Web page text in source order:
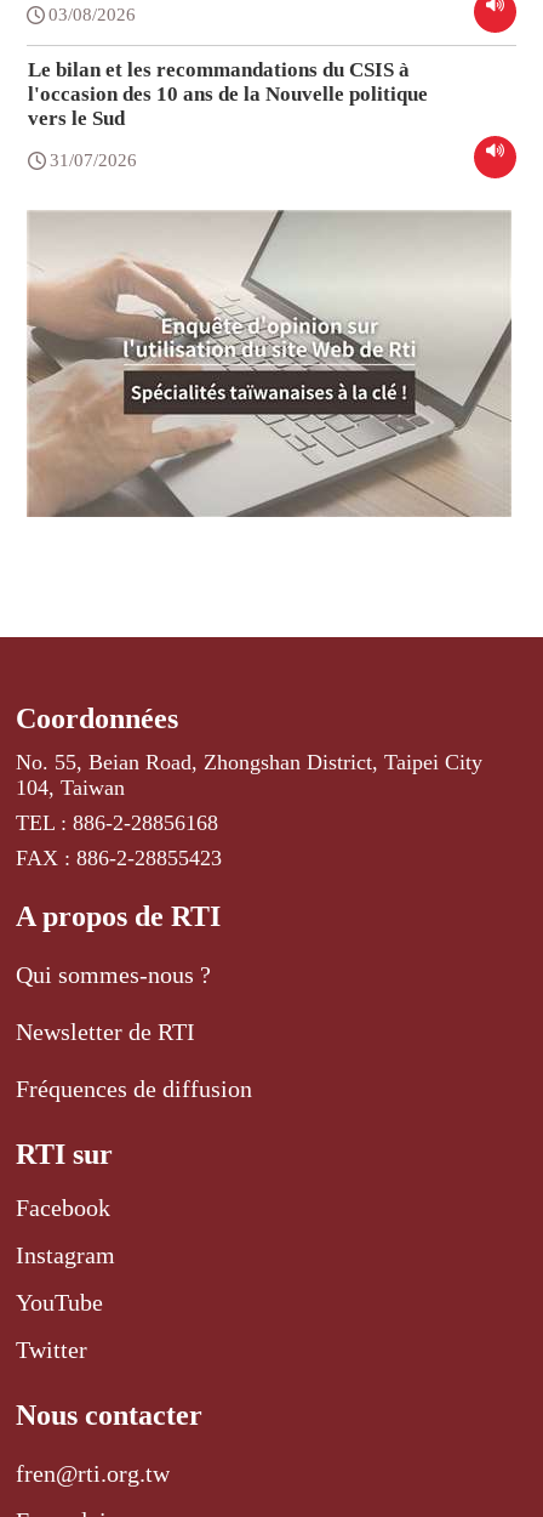
03/08/2026
Le bilan et les recommandations du CSIS à
l'occasion des 10 ans de la Nouvelle politique
vers le Sud
31/07/2026
Coordonnées
No. 55, Beian Road, Zhongshan District, Taipei City
104, Taiwan
TEL : 886-2-28856168
FAX : 886-2-28855423
A propos de RTI
Qui sommes-nous ?
Newsletter de RTI
Fréquences de diffusion
RTI sur
Facebook
Instagram
YouTube
Twitter
Nous contacter
fren@rti.org.tw